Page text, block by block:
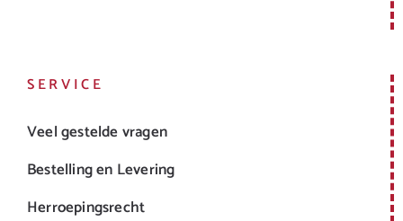
SERVICE
Veel gestelde vragen
Bestelling en Levering
Herroepingsrecht